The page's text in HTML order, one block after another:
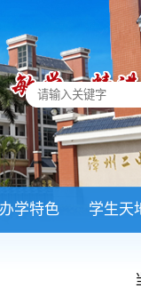
办学特色 学生天